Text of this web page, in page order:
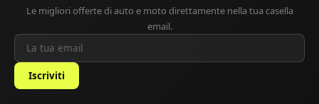
Le migliori offerte di auto e moto direttamente nella tua casella
email.
Iscriviti